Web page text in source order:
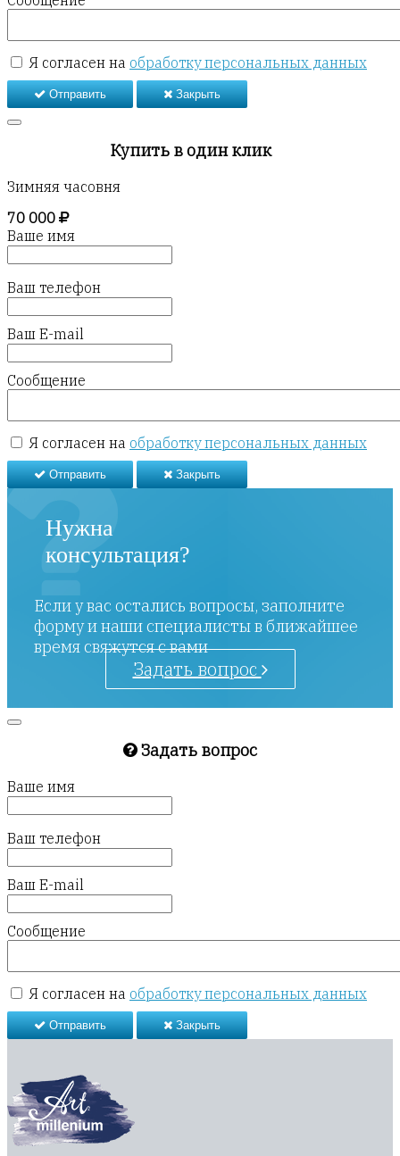
Я согласен на обработку персональных данных
Отправить Закрыть
Купить в один клик
Зимняя часовня
70 000
Ваше имя
Ваш телефон
Ваш E-mail
Сообщение
Я согласен на обработку персональных данных
Отправить Закрыть
Нужна
консультация?
Если у вас остались вопросы, заполните
форму и наши специалисты в ближайшее
время свяжутся с вами
Задать вопрос
Задать вопрос
Ваше имя
Ваш телефон
Ваш E-mail
Сообщение
Я согласен на обработку персональных данных
Отправить Закрыть